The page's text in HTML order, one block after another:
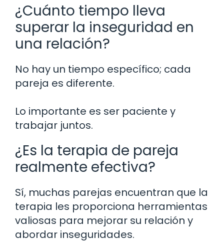
¿Cuánto tiempo lleva
superar la inseguridad en
una relación?
No hay un tiempo específico; cada
pareja es diferente.
Lo importante es ser paciente y
trabajar juntos.
¿Es la terapia de pareja
realmente efectiva?
Sí, muchas parejas encuentran que la
terapia les proporciona herramientas
valiosas para mejorar su relación y
abordar inseguridades.